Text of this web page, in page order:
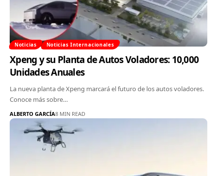
Noticias Noticias Internacionales
Xpeng y su Planta de Autos Voladores: 10,000
Unidades Anuales
La nueva planta de Xpeng marcará el futuro de los autos voladores.
Conoce más sobre…
ALBERTO GARCÍA8 MIN READ